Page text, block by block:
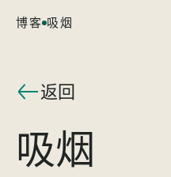
博客 吸烟
返回
吸烟